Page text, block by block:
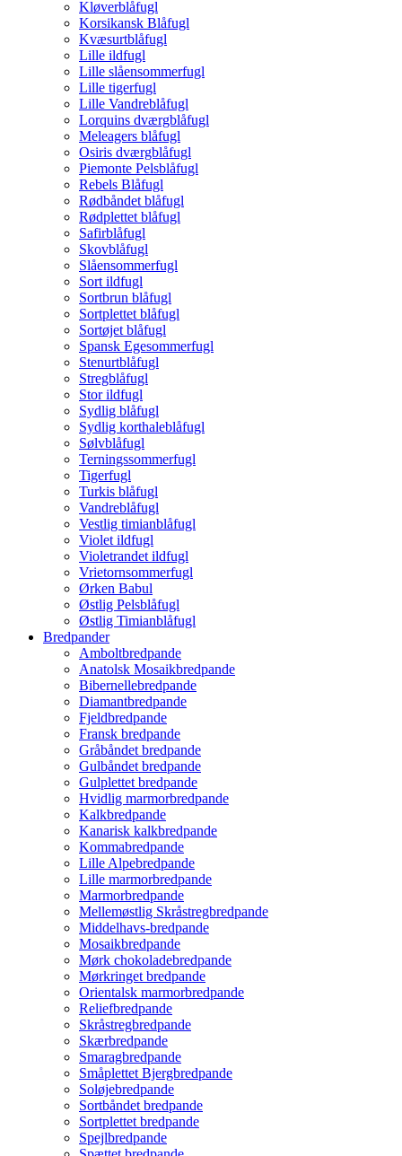
Kløverblåfugl
Korsikansk Blåfugl
Kvæsurtblåfugl
Lille ildfugl
Lille slåensommerfugl
Lille tigerfugl
Lille Vandreblåfugl
Lorquins dværgblåfugl
Meleagers blåfugl
Osiris dværgblåfugl
Piemonte Pelsblåfugl
Rebels Blåfugl
Rødbåndet blåfugl
Rødplettet blåfugl
Safirblåfugl
Skovblåfugl
Slåensommerfugl
Sort ildfugl
Sortbrun blåfugl
Sortplettet blåfugl
Sortøjet blåfugl
Spansk Egesommerfugl
Stenurtblåfugl
Stregblåfugl
Stor ildfugl
Sydlig blåfugl
Sydlig korthaleblåfugl
Sølvblåfugl
Terningssommerfugl
Tigerfugl
Turkis blåfugl
Vandreblåfugl
Vestlig timianblåfugl
Violet ildfugl
Violetrandet ildfugl
Vrietornsommerfugl
Ørken Babul
Østlig Pelsblåfugl
Østlig Timianblåfugl
Bredpander
Amboltbredpande
Anatolsk Mosaikbredpande
Bibernellebredpande
Diamantbredpande
Fjeldbredpande
Fransk bredpande
Gråbåndet bredpande
Gulbåndet bredpande
Gulplettet bredpande
Hvidlig marmorbredpande
Kalkbredpande
Kanarisk kalkbredpande
Kommabredpande
Lille Alpebredpande
Lille marmorbredpande
Marmorbredpande
Mellemøstlig Skråstregbredpande
Middelhavs-bredpande
Mosaikbredpande
Mørk chokoladebredpande
Mørkringet bredpande
Orientalsk marmorbredpande
Reliefbredpande
Skråstregbredpande
Skærbredpande
Smaragbredpande
Småplettet Bjergbredpande
Soløjebredpande
Sortbåndet bredpande
Sortplettet bredpande
Spejlbredpande